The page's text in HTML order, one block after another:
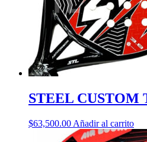
STEEL CUSTOM
$63,500.00 Añadir al carrito